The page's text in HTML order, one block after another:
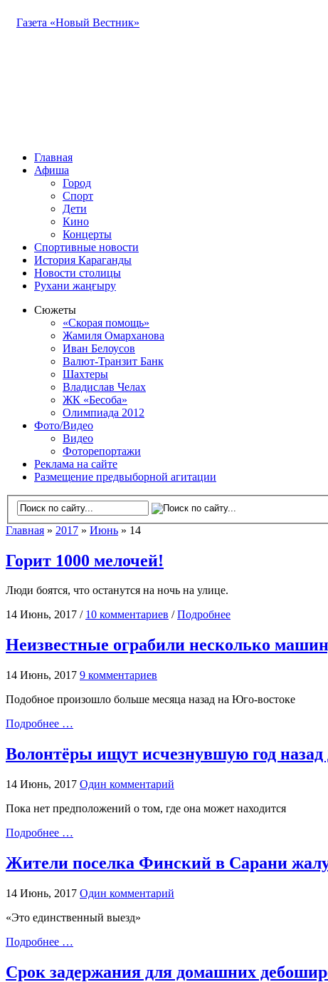
Газета «Новый Вестник»
Главная
Афиша
Город
Спорт
Дети
Кино
Концерты
Спортивные новости
История Караганды
Новости столицы
Рухани жаңғыру
Сюжеты
«Скорая помощь»
Жамиля Омарханова
Иван Белоусов
Валют-Транзит Банк
Шахтеры
Владислав Челах
ЖК «Бесоба»
Олимпиада 2012
Фото/Видео
Видео
Фоторепортажи
Реклама на сайте
Размещение предвыборной агитации
Главная » 2017 » Июнь » 14
Горит 1000 мелочей!
Люди боятся, что останутся на ночь на улице.
14 Июнь, 2017 / 10 комментариев /Подробнее
Неизвестные ограбили несколько
14 Июнь, 2017 9 комментариев
Подобное произошло больше месяца назад на Юго-востоке
Подробнее …
Волонтёры ищут исчезнувшую год
14 Июнь, 2017 Один комментарий
Пока нет предположений о том, где она может находится
Подробнее …
Жители поселка Финский в Сарани
14 Июнь, 2017 Один комментарий
«Это единственный выезд»
Подробнее …
Срок задержания для домашних